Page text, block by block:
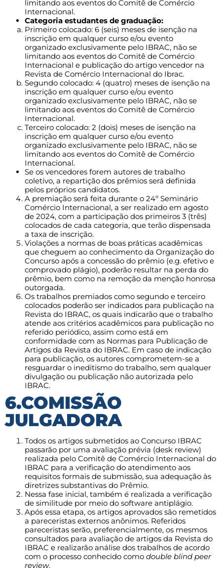
limitando aos eventos do Comitê de Comércio
Internacional.
Categoria estudantes de graduação:
Primeiro colocado: 6 (seis) meses de isenção na
inscrição em qualquer curso e/ou evento
organizado exclusivamente pelo IBRAC, não se
limitando aos eventos do Comitê de Comércio
Internacional e publicação do artigo vencedor na
Revista de Comércio Internacional do Ibrac.
Segundo colocado: 4 (quatro) meses de isenção na
inscrição em qualquer curso e/ou evento
organizado exclusivamente pelo IBRAC, não se
limitando aos eventos do Comitê de Comércio
Internacional.
Terceiro colocado: 2 (dois) meses de isenção na
inscrição em qualquer curso e/ou evento
organizado exclusivamente pelo IBRAC, não se
limitando aos eventos do Comitê de Comércio
Internacional.
Se os vencedores forem autores de trabalho
coletivo, a repartição dos prêmios será definida
pelos próprios candidatos.
A premiação será feita durante o 24º Seminário
Comércio Internacional, a ser realizado em agosto
de 2024, com a participação dos primeiros 3 (três)
colocados de cada categoria, que terão dispensada
a taxa de inscrição.
Violações a normas de boas práticas acadêmicas
que cheguem ao conhecimento da Organização do
Concurso após a concessão do prêmio (e.g. efetivo e
comprovado plágio), poderão resultar na perda do
prêmio, bem como na remoção da menção honrosa
outorgada.
Os trabalhos premiados como segundo e terceiro
colocados poderão ser indicados para publicação na
Revista do IBRAC, os quais indicarão que o trabalho
atende aos critérios acadêmicos para publicação no
referido periódico, assim como está em
conformidade com as Normas para Publicação de
Artigos da Revista do IBRAC. Em caso de indicação
para publicação, os autores comprometem-se a
resguardar o ineditismo do trabalho, sem qualquer
divulgação ou publicação não autorizada pelo
IBRAC.
6.COMISSÃO
JULGADORA
Todos os artigos submetidos ao Concurso IBRAC
passarão por uma avaliação prévia (desk review)
realizada pelo Comitê de Comércio Internacional do
IBRAC para a verificação do atendimento aos
requisitos formais de submissão, sua adequação às
diretrizes substantivas do Prêmio.
Nessa fase inicial, também é realizada a verificação
de similitude por meio do software antiplágio.
Após essa etapa, os artigos aprovados são remetidos
a pareceristas externos anônimos. Referidos
pareceristas serão, preferencialmente, os mesmos
consultados para avaliação de artigos da Revista do
IBRAC e realizarão análise dos trabalhos de acordo
com o processo conhecido como double blind peer
review.